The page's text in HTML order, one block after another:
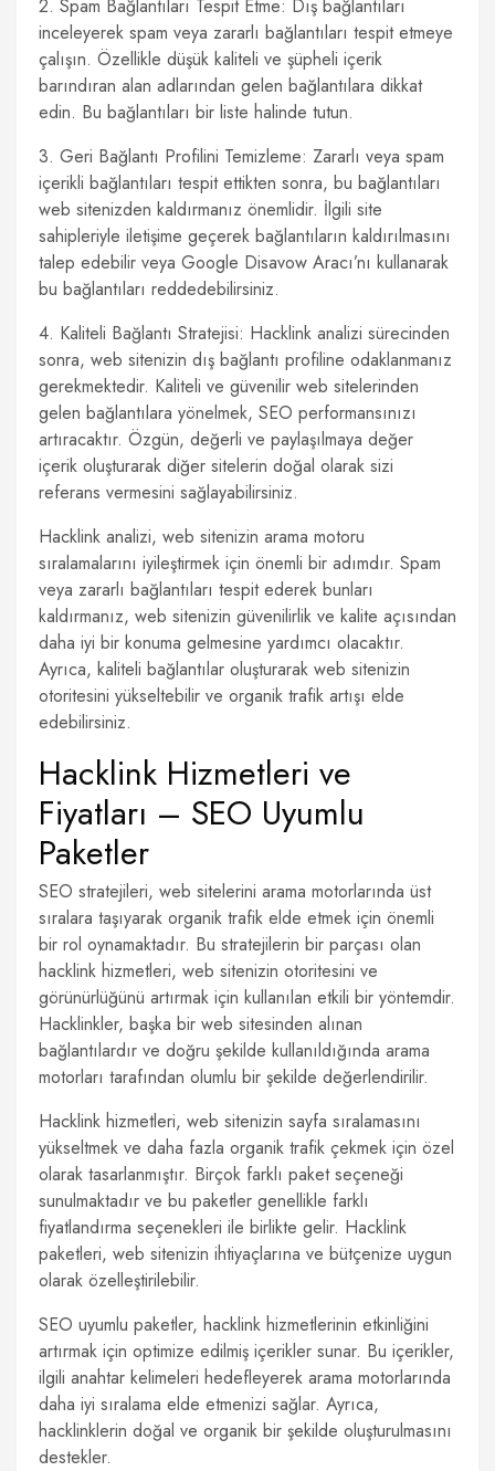
2. Spam Bağlantıları Tespit Etme: Dış bağlantıları
inceleyerek spam veya zararlı bağlantıları tespit etmeye
çalışın. Özellikle düşük kaliteli ve şüpheli içerik
barındıran alan adlarından gelen bağlantılara dikkat
edin. Bu bağlantıları bir liste halinde tutun.
3. Geri Bağlantı Profilini Temizleme: Zararlı veya spam
içerikli bağlantıları tespit ettikten sonra, bu bağlantıları
web sitenizden kaldırmanız önemlidir. İlgili site
sahipleriyle iletişime geçerek bağlantıların kaldırılmasını
talep edebilir veya Google Disavow Aracı’nı kullanarak
bu bağlantıları reddedebilirsiniz.
4. Kaliteli Bağlantı Stratejisi: Hacklink analizi sürecinden
sonra, web sitenizin dış bağlantı profiline odaklanmanız
gerekmektedir. Kaliteli ve güvenilir web sitelerinden
gelen bağlantılara yönelmek, SEO performansınızı
artıracaktır. Özgün, değerli ve paylaşılmaya değer
içerik oluşturarak diğer sitelerin doğal olarak sizi
referans vermesini sağlayabilirsiniz.
Hacklink analizi, web sitenizin arama motoru
sıralamalarını iyileştirmek için önemli bir adımdır. Spam
veya zararlı bağlantıları tespit ederek bunları
kaldırmanız, web sitenizin güvenilirlik ve kalite açısından
daha iyi bir konuma gelmesine yardımcı olacaktır.
Ayrıca, kaliteli bağlantılar oluşturarak web sitenizin
otoritesini yükseltebilir ve organik trafik artışı elde
edebilirsiniz.
Hacklink Hizmetleri ve
Fiyatları – SEO Uyumlu
Paketler
SEO stratejileri, web sitelerini arama motorlarında üst
sıralara taşıyarak organik trafik elde etmek için önemli
bir rol oynamaktadır. Bu stratejilerin bir parçası olan
hacklink hizmetleri, web sitenizin otoritesini ve
görünürlüğünü artırmak için kullanılan etkili bir yöntemdir.
Hacklinkler, başka bir web sitesinden alınan
bağlantılardır ve doğru şekilde kullanıldığında arama
motorları tarafından olumlu bir şekilde değerlendirilir.
Hacklink hizmetleri, web sitenizin sayfa sıralamasını
yükseltmek ve daha fazla organik trafik çekmek için özel
olarak tasarlanmıştır. Birçok farklı paket seçeneği
sunulmaktadır ve bu paketler genellikle farklı
fiyatlandırma seçenekleri ile birlikte gelir. Hacklink
paketleri, web sitenizin ihtiyaçlarına ve bütçenize uygun
olarak özelleştirilebilir.
SEO uyumlu paketler, hacklink hizmetlerinin etkinliğini
artırmak için optimize edilmiş içerikler sunar. Bu içerikler,
ilgili anahtar kelimeleri hedefleyerek arama motorlarında
daha iyi sıralama elde etmenizi sağlar. Ayrıca,
hacklinklerin doğal ve organik bir şekilde oluşturulmasını
destekler.